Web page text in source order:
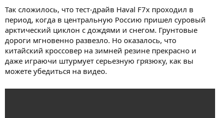
Так сложилось, что тест-драйв Haval F7x проходил в
период, когда в центральную Россию пришел суровый
арктический циклон с дождями и снегом. Грунтовые
дороги мгновенно развезло. Но оказалось, что
китайский кроссовер на зимней резине прекрасно и
даже играючи штурмует серьезную грязюку, как вы
можете убедиться на видео.